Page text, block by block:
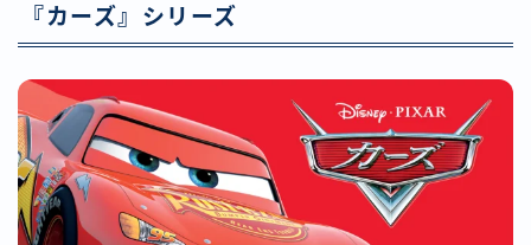
『カーズ』シリーズ